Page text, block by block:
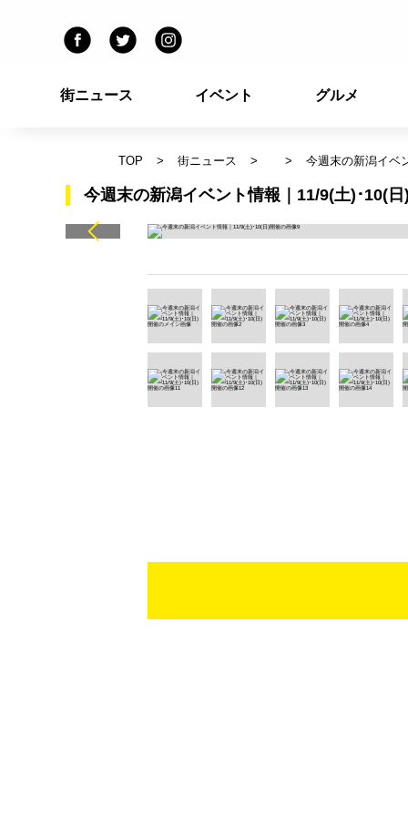
街ニュース イベント グルメ
TOP 街ニュース 今週末の新潟イベ
今週末の新潟イベント情報｜11/9(土)･10(